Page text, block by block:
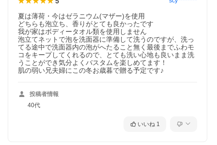
薄荷（はっか）せっけん
夏は薄荷・今はゼラニウム(マザー)を使用
どちらも泡立ち、香りがとても良かったです
我が家はボディータオル類を使用しません
泡立てネットで泡を洗面器に準備して洗うのですが、洗っ
てる途中で洗面器内の泡がへたること無く最後までふわモ
コをキープしてくれるので、とても洗い心地も良いまま洗
うことができ気分よくバスタムを楽しめてます！
肌の弱い兄夫婦にこの冬お歳暮で贈る予定です♪
投稿者情報
40代
いいね 1